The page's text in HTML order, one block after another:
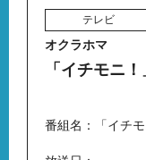
テレビ
オクラホマ
「イチモニ！
番組名：「イチモ